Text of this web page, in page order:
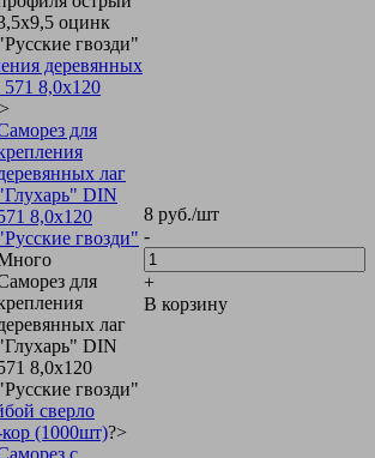
оцинк
гвозди"
деревянных
8,0х120
для
лаг
DIN
8,0х120
гвозди"
для
лаг
DIN
8,0х120
гвозди"
8 руб./шт
-
+
В корзину
сверло
(1000шт)?>
с